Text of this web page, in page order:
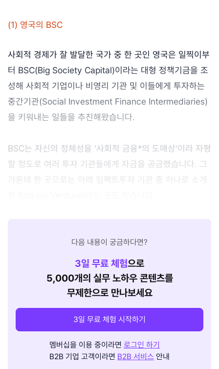
(1) 영국의 BSC
사회적 경제가 잘 발달한 국가 중 한 곳인 영국은 일찍이부
터 BSC(Big Society Capital)이라는 대형 정책기금을 조
성해 사회적 기업이나 비영리 기관 및 이들에게 투자하는
중간기관(Social Investment Finance Intermediaries)
을 키워내는 일들을 추진해왔습니다.
BSC는 자신의 정체성을 '사회적 금융*의 도매상'이라 자평
할 정도로 여러 투자 기관들에게 자금을 공금했습니다. 그
가운데 한 곳으로는 아래 임팩트투자 기관 중 하나로 소개
다음 내용이 궁금하다면?
3일 무료 체험으로
5,000개의 실무 노하우 콘텐츠를
무제한으로 만나보세요
3일 무료 체험 시작하기
멤버십을 이용 중이라면 로그인 하기
B2B 기업 고객이라면 B2B 서비스 안내